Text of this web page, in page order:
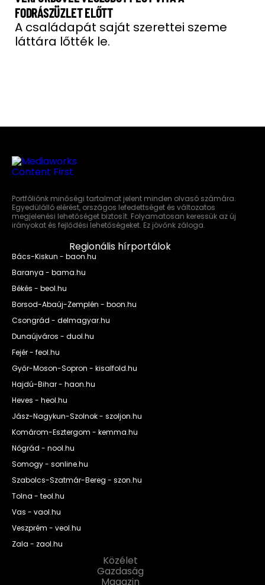
FODRÁSZÜZLET ELŐTT
A családapát saját szerettei szeme
láttára lőtték le.
Portfóliónk minőségi tartalmat jelent minden olvasó számára.
Egyedülálló elérést, országos lefedettséget és változatos
megjelenési lehetőséget biztosít. Folyamatosan keressük az új
irányokat és fejlődési lehetőségeket. Ez jövőnk záloga.
Regionális hírportálok
Bács-Kiskun - baon.hu
Baranya - bama.hu
Békés - beol.hu
Borsod-Abaúj-Zemplén - boon.hu
Csongrád - delmagyar.hu
Dunaújváros - duol.hu
Fejér - feol.hu
Győr-Moson-Sopron - kisalfold.hu
Hajdú-Bihar - haon.hu
Heves - heol.hu
Jász-Nagykun-Szolnok - szoljon.hu
Komárom-Esztergom - kemma.hu
Nógrád - nool.hu
Somogy - sonline.hu
Szabolcs-Szatmár-Bereg - szon.hu
Tolna - teol.hu
Vas - vaol.hu
Veszprém - veol.hu
Zala - zaol.hu
Közélet
Gazdaság
Magazin